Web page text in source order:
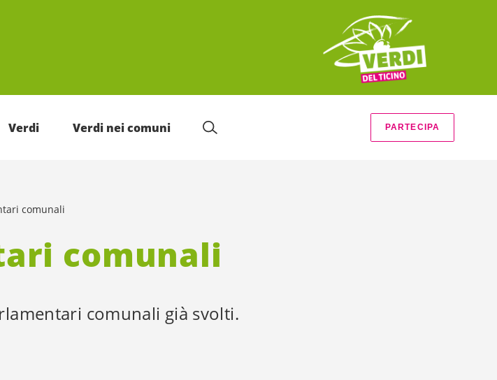
Verdi Verdi nei comuni PARTECIPA
comunali
comunali
comunali già svolti.